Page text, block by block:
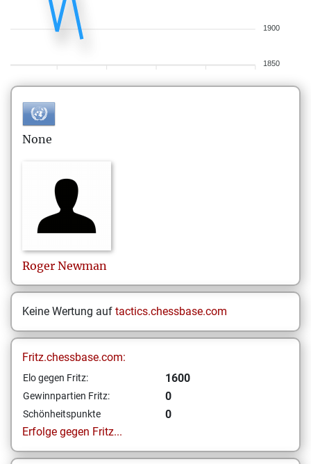
1900
1850
None
Roger Newman
Keine Wertung auf tactics.chessbase.com
Fritz.chessbase.com:
Elo gegen Fritz: 1600
Gewinnpartien Fritz: 0
Schönheitspunkte
0
Erfolge gegen Fritz...